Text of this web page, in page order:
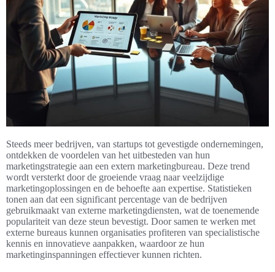
Steeds meer bedrijven, van startups tot gevestigde ondernemingen,
ontdekken de voordelen van het uitbesteden van hun
marketingstrategie aan een extern marketingbureau. Deze trend
wordt versterkt door de groeiende vraag naar veelzijdige
marketingoplossingen en de behoefte aan expertise. Statistieken
tonen aan dat een significant percentage van de bedrijven
gebruikmaakt van externe marketingdiensten, wat de toenemende
populariteit van deze steun bevestigt. Door samen te werken met
externe bureaus kunnen organisaties profiteren van specialistische
kennis en innovatieve aanpakken, waardoor ze hun
marketinginspanningen effectiever kunnen richten.